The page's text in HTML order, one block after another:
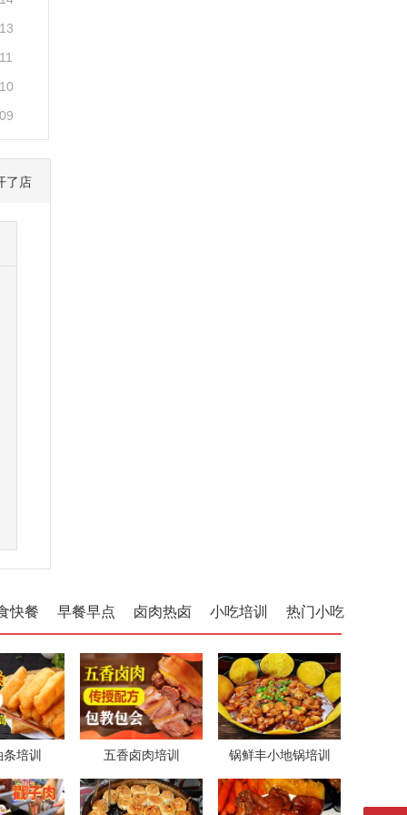
了店
热门小吃
小吃培训
卤肉热卤
早餐早点
快餐
培训 五香卤肉培训 锅鲜丰小地锅培训